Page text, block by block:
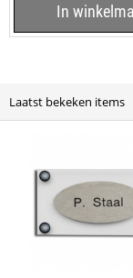
In
Laatst bekeken items